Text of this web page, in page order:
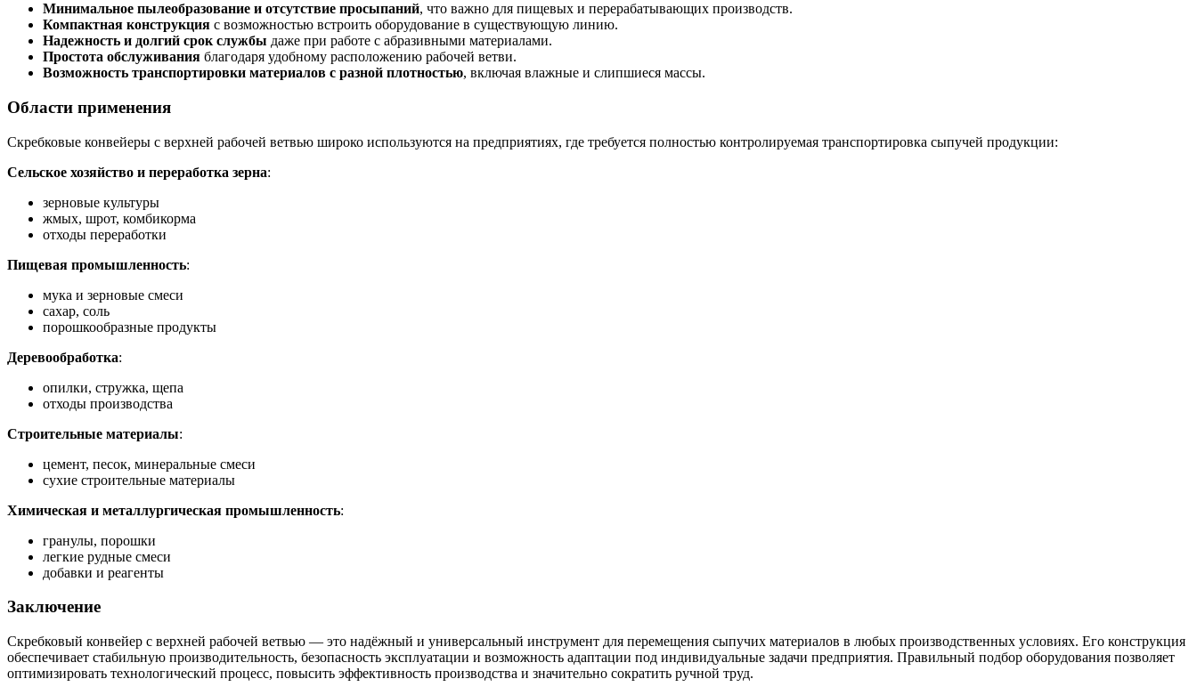
Минимальное пылеобразование и отсутствие просыпаний, что важно для пищевых и перерабатывающих производств.
Компактная конструкция с возможностью встроить оборудование в существующую линию.
Надежность и долгий срок службы даже при работе с абразивными материалами.
Простота обслуживания благодаря удобному расположению рабочей ветви.
Возможность транспортировки материалов с разной плотностью, включая влажные и слипшиеся массы.
Области применения
Скребковые конвейеры с верхней рабочей ветвью широко используются на предприятиях, где требуется полностью контролируемая транспортировка сыпучей продукции:
Сельское хозяйство и переработка зерна:
зерновые культуры
жмых, шрот, комбикорма
отходы переработки
Пищевая промышленность:
мука и зерновые смеси
сахар, соль
порошкообразные продукты
Деревообработка:
опилки, стружка, щепа
отходы производства
Строительные материалы:
цемент, песок, минеральные смеси
сухие строительные материалы
Химическая и металлургическая промышленность:
гранулы, порошки
легкие рудные смеси
добавки и реагенты
Заключение
Скребковый конвейер с верхней рабочей ветвью — это надёжный и универсальный инструмент для перемещения сыпучих материалов в любых производственных условиях. Его конструкция
обеспечивает стабильную производительность, безопасность эксплуатации и возможность адаптации под индивидуальные задачи предприятия. Правильный подбор оборудования позволяет
оптимизировать технологический процесс, повысить эффективность производства и значительно сократить ручной труд.